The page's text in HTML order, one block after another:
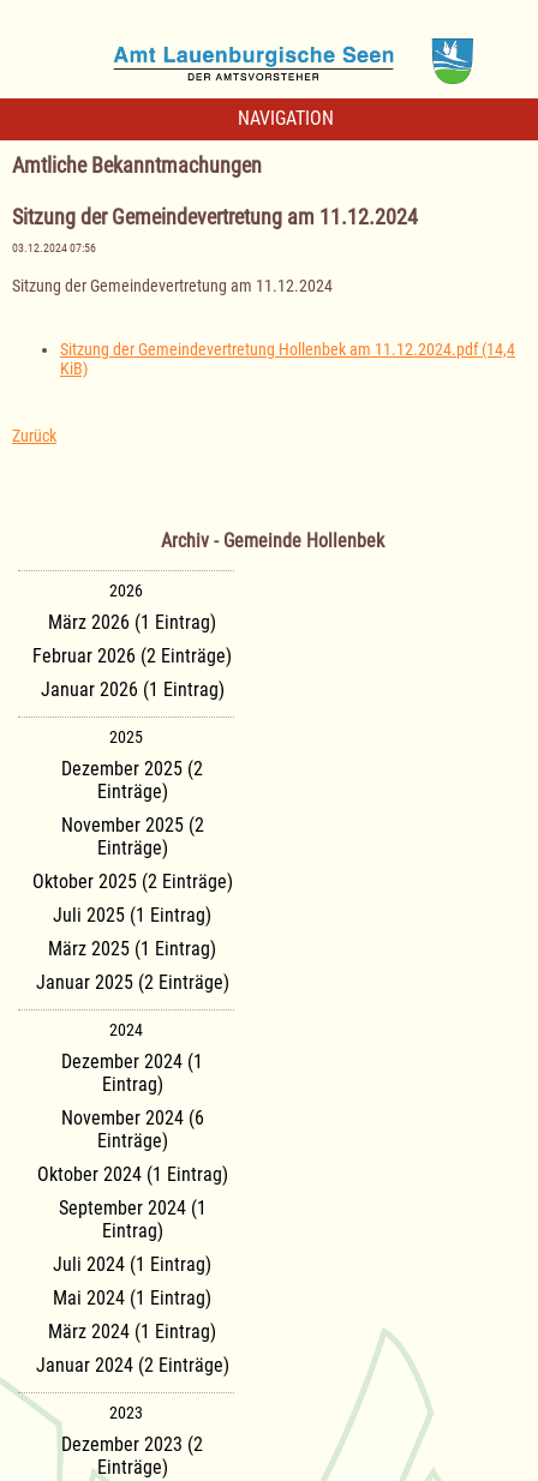
NAVIGATION
Amtliche Bekanntmachungen
Sitzung der Gemeindevertretung am 11.12.2024
03.12.2024 07:56
Sitzung der Gemeindevertretung am 11.12.2024
Sitzung der Gemeindevertretung Hollenbek am 11.12.2024.pdf(14,4
KiB)
Zurück
Archiv - Gemeinde Hollenbek
2026
März 2026 (1 Eintrag)
Februar 2026 (2 Einträge)
Januar 2026 (1 Eintrag)
2025
Dezember 2025 (2
Einträge)
November 2025 (2
Einträge)
Oktober 2025 (2 Einträge)
Juli 2025 (1 Eintrag)
März 2025 (1 Eintrag)
Januar 2025 (2 Einträge)
2024
Dezember 2024 (1
Eintrag)
November 2024 (6
Einträge)
Oktober 2024 (1 Eintrag)
September 2024 (1
Eintrag)
Juli 2024 (1 Eintrag)
Mai 2024 (1 Eintrag)
März 2024 (1 Eintrag)
Januar 2024 (2 Einträge)
2023
Dezember 2023 (2
Einträge)